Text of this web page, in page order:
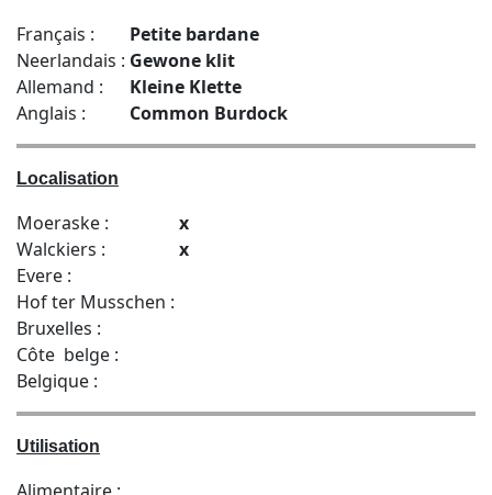
Français :
Petite bardane
Neerlandais : Gewone klit
Allemand :
Kleine Klette
Anglais :
Common Burdock
Localisation
Moeraske :
x
Walckiers :
x
Evere :
Hof ter Musschen :
Bruxelles :
Côte belge :
Belgique :
Utilisation
Alimentaire :